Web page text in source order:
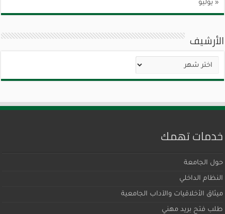
« يوليو
الأرشيف
الأرشيف
خدمات تهمك
حول الجامعة
النظام الداخلي
ميثاق اﻷخلاقيات والآداب الجامعية
طلب فتح بريد مهني